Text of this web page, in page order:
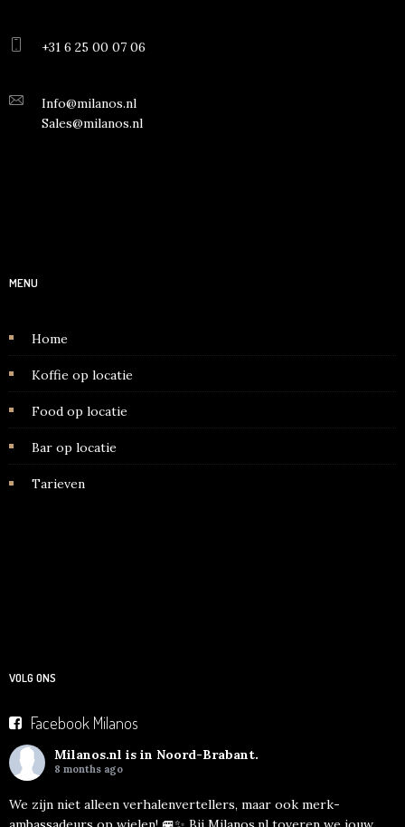
+31 6 25 00 07 06
Info@milanos.nl
Sales@milanos.nl
MENU
Home
Koffie op locatie
Food op locatie
Bar op locatie
Tarieven
VOLG ONS
Facebook Milanos
Milanos.nl is in Noord-Brabant.
8 months ago
We zijn niet alleen verhalenvertellers, maar ook merk-